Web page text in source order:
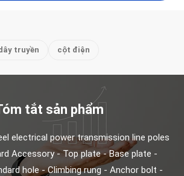
truyền cột điện
tắt sản phẩm
electrical power transmission line poles
Accessory - Top plate - Base plate -
hole - Climbing rung - Anchor bolt -